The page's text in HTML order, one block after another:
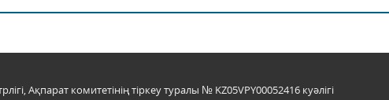
Ақпарат комитетінің тіркеу туралы № KZ05VPY00052416 куәлігі